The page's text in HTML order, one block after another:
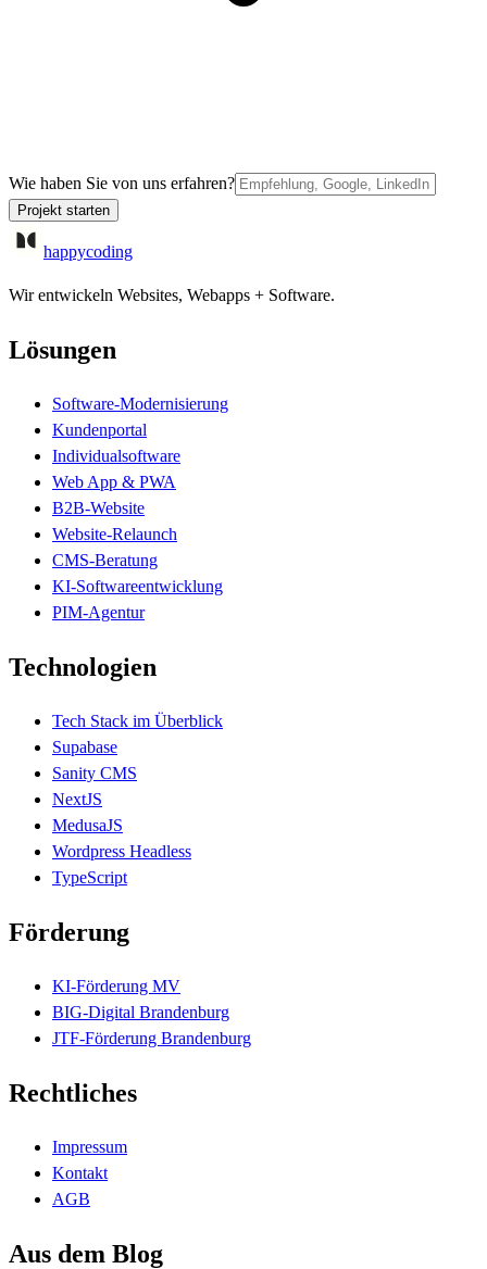
Wie haben Sie von uns erfahren?
Projekt starten
happycoding
Wir entwickeln Websites, Webapps + Software.
Lösungen
Software-Modernisierung
Kundenportal
Individualsoftware
Web App & PWA
B2B-Website
Website-Relaunch
CMS-Beratung
KI-Softwareentwicklung
PIM-Agentur
Technologien
Tech Stack im Überblick
Supabase
Sanity CMS
NextJS
MedusaJS
Wordpress Headless
TypeScript
Förderung
KI-Förderung MV
BIG-Digital Brandenburg
JTF-Förderung Brandenburg
Rechtliches
Impressum
Kontakt
AGB
Aus dem Blog